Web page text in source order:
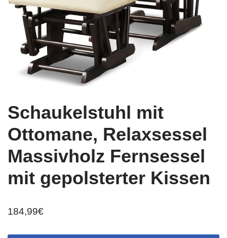
Schaukelstuhl mit
Ottomane, Relaxsessel
Massivholz Fernsessel
mit gepolsterter Kissen
184,99€